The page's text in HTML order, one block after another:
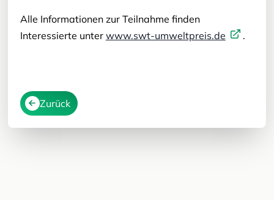
Alle Informationen zur Teilnahme finden
Interessierte unter www.swt-umweltpreis.de .
Zurück